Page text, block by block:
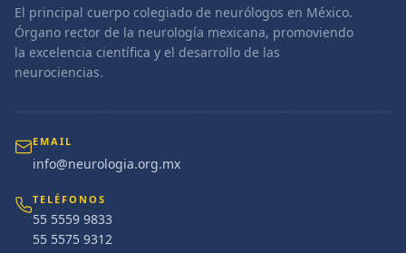
El principal cuerpo colegiado de neurólogos en México.
Órgano rector de la neurología mexicana, promoviendo
la excelencia científica y el desarrollo de las
neurociencias.
EMAIL
info@neurologia.org.mx
TELÉFONOS
55 5559 9833
55 5575 9312